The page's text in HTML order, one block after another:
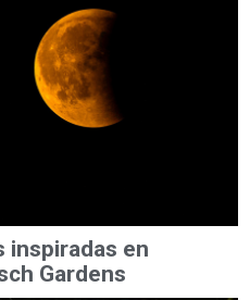
inspiradas en
Gardens